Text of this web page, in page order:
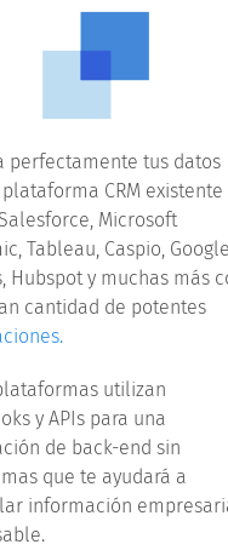
perfectamente tus datos
CRM existente
Microsoft
Tableau, Caspio, Google
Hubspot y muchas más
cantidad de potentes
utilizan
y APIs para una
de back-end sin
que te ayudará a
información